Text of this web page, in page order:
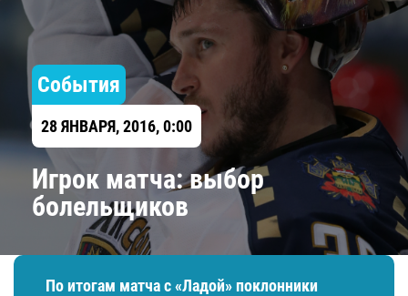
События
28 ЯНВАРЯ, 2016, 0:00
Игрок матча: выбор
болельщиков
По итогам матча с «Ладой» поклонники